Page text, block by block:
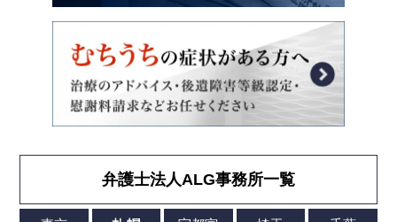
弁護士法人ALG事務所一覧